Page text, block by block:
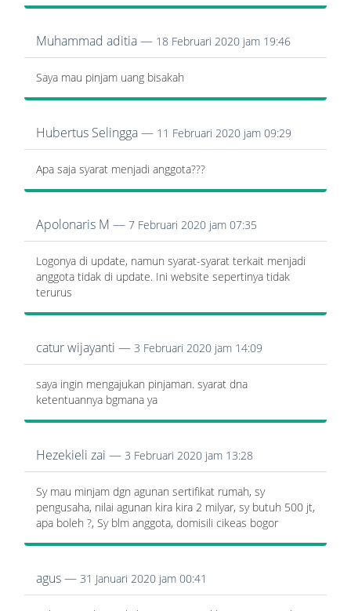
Muhammad aditia — 18 Februari 2020 jam 19:46
Saya mau pinjam uang bisakah
Hubertus Selingga — 11 Februari 2020 jam 09:29
Apa saja syarat menjadi anggota???
Apolonaris M — 7 Februari 2020 jam 07:35
Logonya di update, namun syarat-syarat terkait menjadi
anggota tidak di update. Ini website sepertinya tidak
terurus
catur wijayanti — 3 Februari 2020 jam 14:09
saya ingin mengajukan pinjaman. syarat dna
ketentuannya bgmana ya
Hezekieli zai — 3 Februari 2020 jam 13:28
Sy mau minjam dgn agunan sertifikat rumah, sy
pengusaha, nilai agunan kira kira 2 milyar, sy butuh 500 jt,
apa boleh ?, Sy blm anggota, domisili cikeas bogor
agus — 31 Januari 2020 jam 00:41